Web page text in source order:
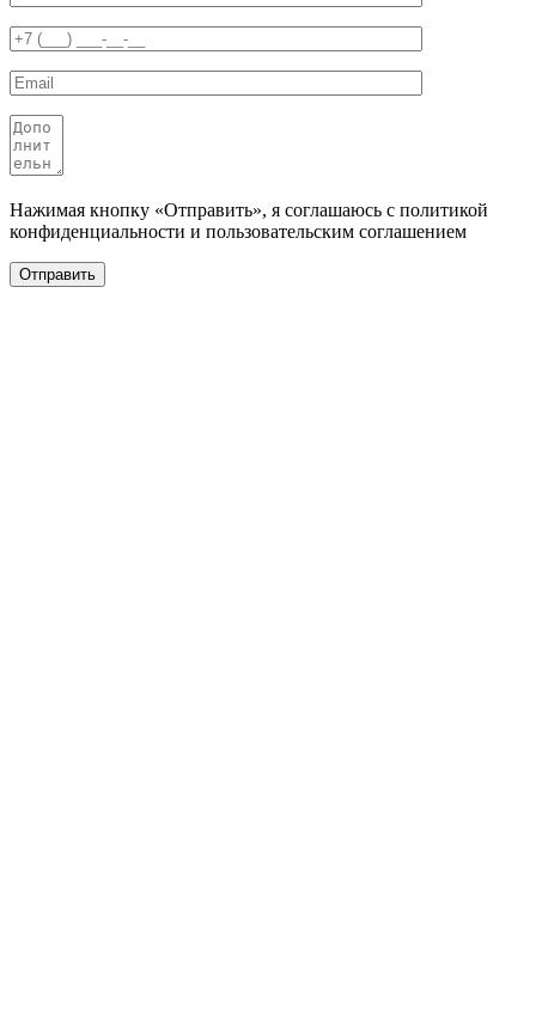
Нажимая кнопку «Отправить», я соглашаюсь с политикой
конфиденциальности и пользовательским соглашением